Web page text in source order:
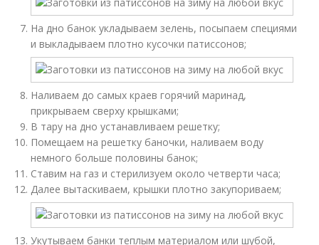
На дно банок укладываем зелень, посыпаем специями
и выкладываем плотно кусочки патиссонов;
Наливаем до самых краев горячий маринад,
прикрываем сверху крышками;
В тару на дно устанавливаем решетку;
Помещаем на решетку баночки, наливаем воду
немного больше половины банок;
Ставим на газ и стерилизуем около четверти часа;
Далее вытаскиваем, крышки плотно закупориваем;
Укутываем банки теплым материалом или шубой,